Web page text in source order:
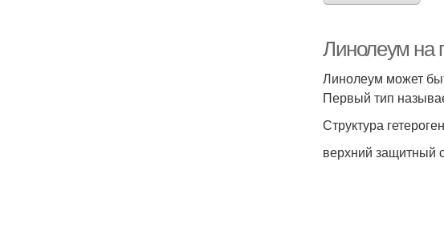
Линолеум на
Линолеум может
Первый тип
Структура
верхний защитный